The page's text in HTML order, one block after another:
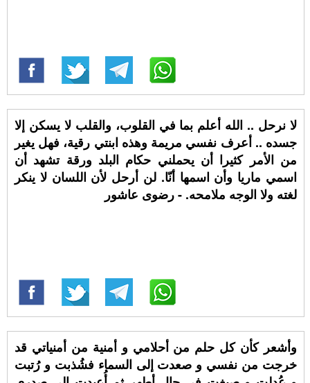
لا نرحل .. الله أعلم بما في القلوب، والقلب لا يسكن إلا
جسده .. أعرف نفسي مريمة وهذه ابنتي رقية، فهل يغير
من الأمر كثيرا أن يحملني حكام البلد ورقة تشهد أن
اسمي ماريا وأن اسمها أنّا. لن أرحل لأن اللسان لا ينكر
لغته ولا الوجه ملامحه. - رضوى عاشور
وأشعر كأن كل حلم من أحلامي و أمنية من أمنياتي قد
خرجت من نفسي و صعدت إلى السماء فشُذبت و رُتبت